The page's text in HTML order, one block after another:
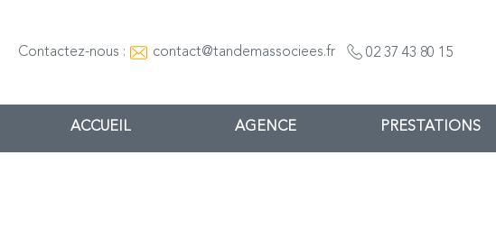
Contactez-nous : contact@tandemassociees.fr 02 37 43 80 15
ACCUEIL AGENCE PRESTATIONS